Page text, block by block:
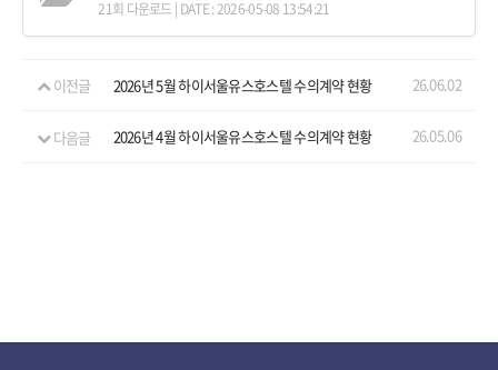
21회 다운로드 | DATE : 2026-05-08 13:54:21
이전글 2026년 5월 하이서울유스호스텔 수의계약 현황 26.06.02
다음글 2026년 4월 하이서울유스호스텔 수의계약 현황 26.05.06